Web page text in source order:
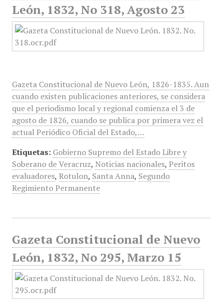
León, 1832, No 318, Agosto 23
Gazeta Constitucional de Nuevo León, 1826-1835. Aun
cuando existen publicaciones anteriores, se considera
que el periodismo local y regional comienza el 3 de
agosto de 1826, cuando se publica por primera vez el
actual Periódico Oficial del Estado,…
Etiquetas: Gobierno Supremo del Estado Libre y
Soberano de Veracruz, Noticias nacionales, Peritos
evaluadores, Rotulon, Santa Anna, Segundo
Regimiento Permanente
Gazeta Constitucional de Nuevo
León, 1832, No 295, Marzo 15